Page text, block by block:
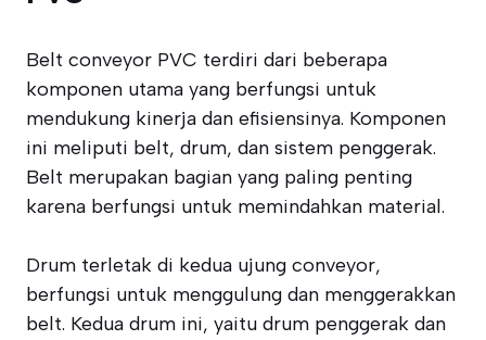
Belt conveyor PVC terdiri dari beberapa
komponen utama yang berfungsi untuk
mendukung kinerja dan efisiensinya. Komponen
ini meliputi belt, drum, dan sistem penggerak.
Belt merupakan bagian yang paling penting
karena berfungsi untuk memindahkan material.
Drum terletak di kedua ujung conveyor,
berfungsi untuk menggulung dan menggerakkan
belt. Kedua drum ini, yaitu drum penggerak dan